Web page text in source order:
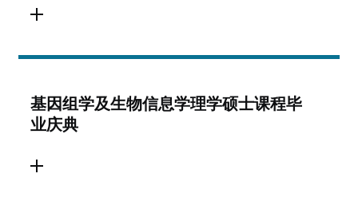
基因组学及生物信息学理学硕士课程毕
业庆典